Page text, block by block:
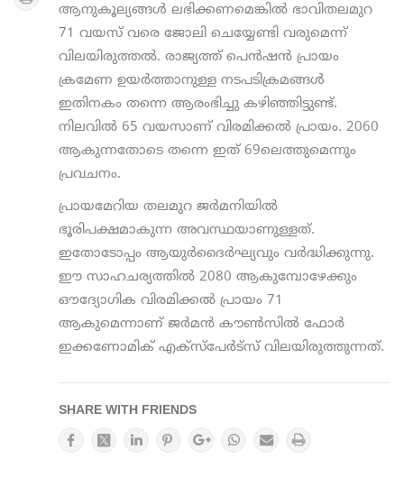
ആനുകൂല്യങ്ങൾ ലഭിക്കണമെങ്കിൽ ഭാവിതലമുറ
71 വയസ് വരെ ജോലി ചെയ്യേണ്ടി വരുമെന്ന്
വിലയിരുത്തൽ. രാജ്യത്ത് പെന്‍ഷന്‍ പ്രായം
ക്രമേണ ഉയര്‍ത്താനുള്ള നടപടിക്രമങ്ങള്‍
ഇതിനകം തന്നെ ആരംഭിച്ചു കഴിഞ്ഞിട്ടുണ്ട്.
നിലവില്‍ 65 വയസാണ് വിരമിക്കല്‍ പ്രായം. 2060
ആകുന്നതോടെ തന്നെ ഇത് 69ലെത്തുമെന്നും
പ്രവചനം.
പ്രായമേറിയ തലമുറ ജര്‍മനിയില്‍
ഭൂരിപക്ഷമാകുന്ന അവസ്ഥയാണുള്ളത്.
ഇതോടോപ്പം ആയുർദൈർഘ്യവും വർദ്ധിക്കുന്നു.
ഈ സാഹചര്യത്തിൽ 2080 ആകുമ്പോഴേക്കും
ഔദ്യോഗിക വിരമിക്കല്‍ പ്രായം 71
ആകുമെന്നാണ് ജര്‍മന്‍ കൗണ്‍സില്‍ ഫോര്‍
ഇക്കണോമിക് എക്സ്പേര്‍ട്സ് വിലയിരുത്തുന്നത്.
SHARE WITH FRIENDS